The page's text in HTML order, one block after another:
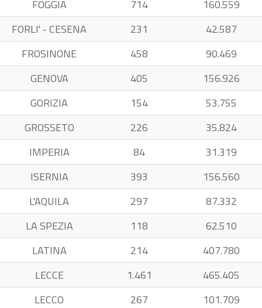
FOGGIA 714
160.559
FORLI' - CESENA
231
42.587
FROSINONE
458
90.469
GENOVA
405
156.926
GORIZIA
154
53.755
GROSSETO
226
35.824
IMPERIA
84
31.319
ISERNIA
393
156.560
L'AQUILA
297
87.332
LA SPEZIA
118
62.510
LATINA
214
407.780
LECCE
1.461
465.405
LECCO
267
101.709